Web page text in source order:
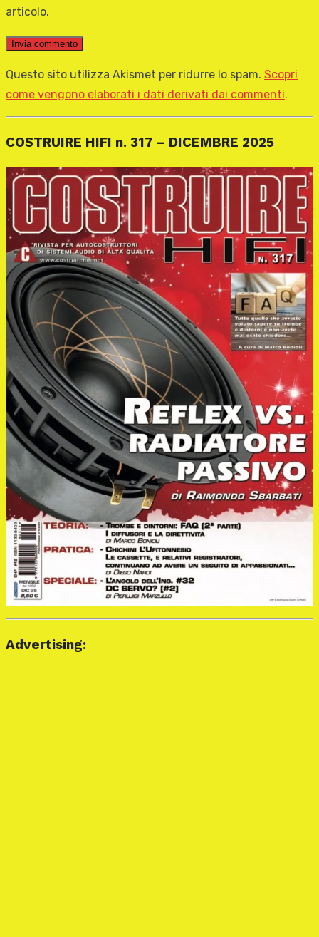
articolo.
Questo sito utilizza Akismet per ridurre lo spam. Scopri
come vengono elaborati i dati derivati dai commenti.
COSTRUIRE HIFI n. 317 – DICEMBRE 2025
Advertising: